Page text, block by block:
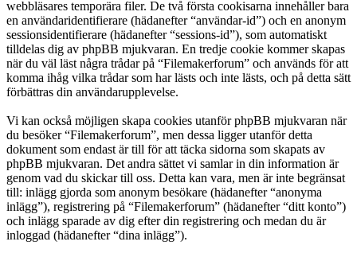
webbläsares temporära filer. De två första cookisarna innehåller bara
en användaridentifierare (hädanefter “användar-id”) och en anonym
sessionsidentifierare (hädanefter “sessions-id”), som automatiskt
tilldelas dig av phpBB mjukvaran. En tredje cookie kommer skapas
när du väl läst några trådar på “Filemakerforum” och används för att
komma ihåg vilka trådar som har lästs och inte lästs, och på detta sätt
förbättras din användarupplevelse.
Vi kan också möjligen skapa cookies utanför phpBB mjukvaran när
du besöker “Filemakerforum”, men dessa ligger utanför detta
dokument som endast är till för att täcka sidorna som skapats av
phpBB mjukvaran. Det andra sättet vi samlar in din information är
genom vad du skickar till oss. Detta kan vara, men är inte begränsat
till: inlägg gjorda som anonym besökare (hädanefter “anonyma
inlägg”), registrering på “Filemakerforum” (hädanefter “ditt konto”)
och inlägg sparade av dig efter din registrering och medan du är
inloggad (hädanefter “dina inlägg”).